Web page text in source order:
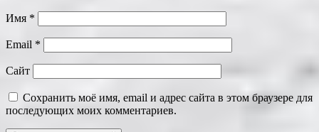
Имя *
Email *
Сайт
Сохранить моё имя, email и адрес сайта в этом браузере для
последующих моих комментариев.